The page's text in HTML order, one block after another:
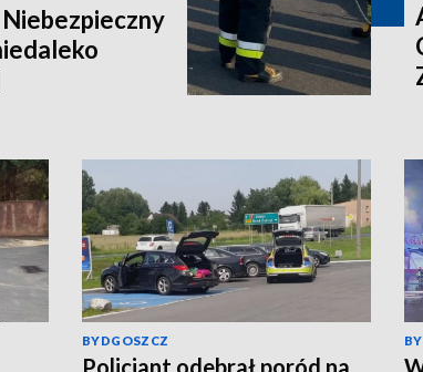
BYDGOSZCZ
Policjant odebrał poród na